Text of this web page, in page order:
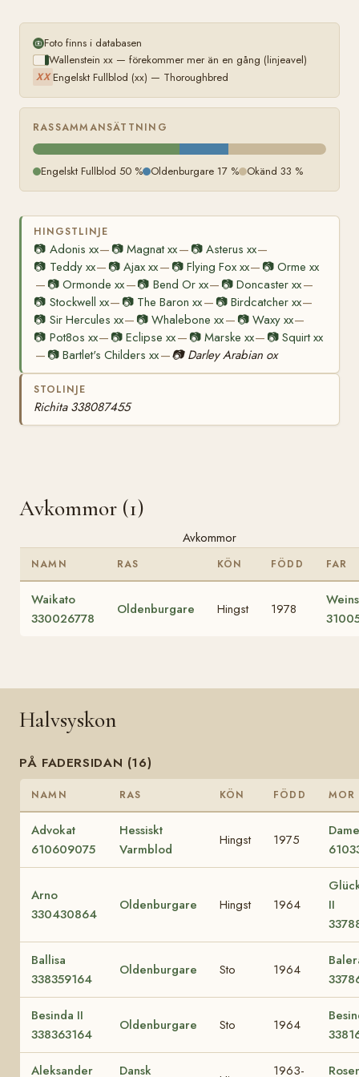
Foto finns i databasen
Wallenstein xx — förekommer mer än en gång (linjeavel)
XX Engelskt Fullblod (xx) — Thoroughbred
RASSAMMANSÄTTNING
Engelskt Fullblod 50 % Oldenburgare 17 % Okänd 33 %
HINGSTLINJE
📷 Adonis xx— 📷Magnat xx— 📷 Asterus xx—
📷 Teddy xx— 📷Ajax xx— 📷 Flying Fox xx— 📷 Orme xx
— 📷Ormonde xx—📷 Bend Or xx— 📷Doncaster xx—
📷 Stockwell xx— 📷 The Baron xx— 📷 Birdcatcher xx—
📷 Sir Hercules xx— 📷Whalebone xx— 📷 Waxy xx—
📷 Pot8os xx— 📷Eclipse xx— 📷 Marske xx— 📷 Squirt xx
— 📷Bartlet's Childers xx—📷 Darley Arabian ox
STOLINJE
Richita 338087455
Avkommor (1)
Avkommor
NAMN RAS KÖN FÖDD FAR
Waikato
330026778
Oldenburgare Hingst 1978
Halvsyskon
PÅ FADERSIDAN (16)
NAMN RAS KÖN FÖDD MOR
Advokat
610609075
Hessiskt
Varmblod
Hingst 1975
Dame
Arno
330430864
Oldenburgare Hingst 1964
II
Ballisa
338359164
Oldenburgare Sto 1964
Besinda II
338363164
Oldenburgare Sto 1964
Aleksander Dansk 1963-